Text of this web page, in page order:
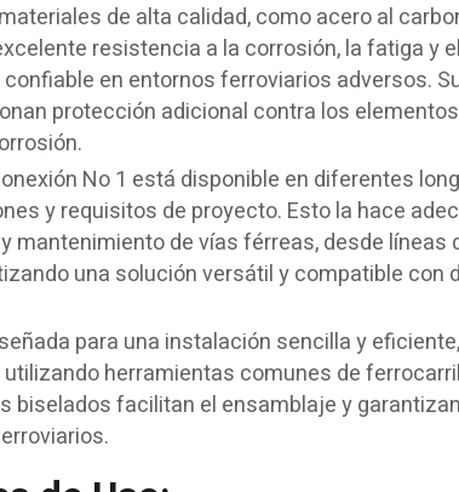
de alta calidad, como acero al
resistencia a la corrosión, la fatiga y
en entornos ferroviarios adversos.
protección adicional contra los
No 1 está disponible en diferentes
y requisitos de proyecto. Esto la hace
mantenimiento de vías férreas, desde líneas
una solución versátil y compatible con
para una instalación sencilla y
herramientas comunes de
biselados facilitan el ensamblaje y